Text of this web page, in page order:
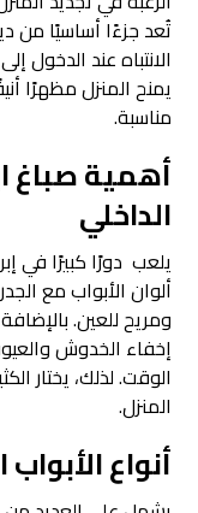
تُعد جزءًا أساسيًا من
الانتباه عند الدخول
يمنح المنزل مظهرًا
مناسبة.
أهميةصباغ
الداخلي
يلعب دورًا كبيرًا في
ألوان الأبواب مع
ومريح للعين.
إخفاء الخدوش
الوقت. لذلك، يختار
المنزل.
أنواع